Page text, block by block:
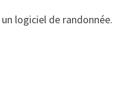
logiciel de randonnée.